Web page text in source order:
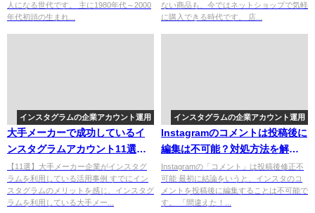
人になる世代です。 主に1980年代～2000
年代初頭の生まれ...
ない商品も、今ではネットショップで気軽
に購入できる時代です。 店...
インスタグラムの企業アカウント運用
大手メーカーで成功しているイ
ンスタグラムアカウント11選！
事例・メリットを解説
【11選】大手メーカー企業がインスタグ
ラムを利用している活用事例 すでにイン
スタグラムのメリットを感じ、インスタグ
ラムを利用している大手メー...
インスタグラムの企業アカウント運用
Instagramのコメントは投稿後に
編集は不可能？対処方法を解
説！
Instagramの「コメント」は投稿後修正不
可能 最初に結論をいうと、インスタのコ
メントを投稿後に編集することは不可能で
す。 「間違えた！...